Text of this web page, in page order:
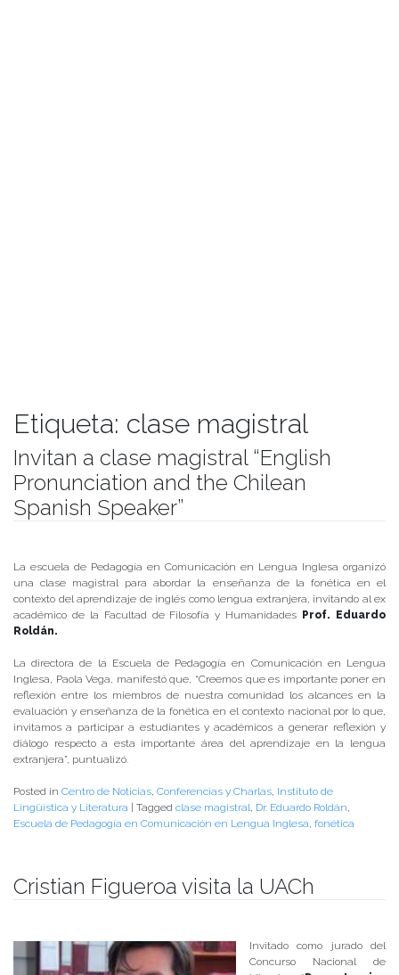
Etiqueta: clase magistral
Invitan a clase magistral “English
Pronunciation and the Chilean
Spanish Speaker”
La escuela de Pedagogía en Comunicación en Lengua Inglesa organizó
una clase magistral para abordar la enseñanza de la fonética en el
contexto del aprendizaje de inglés como lengua extranjera, invitando al ex
académico de la Facultad de Filosofía y Humanidades
Prof. Eduardo
Roldán.
La directora de la Escuela de Pedagogía en Comunicación en Lengua
Inglesa, Paola Vega, manifestó que, “Creemos que es importante poner en
reflexión entre los miembros de nuestra comunidad los alcances en la
evaluación y enseñanza de la fonética en el contexto nacional por lo que,
invitamos a participar a estudiantes y académicos a generar reflexión y
diálogo respecto a esta importante área del aprendizaje en la lengua
extranjera”, puntualizó.
Posted in Centro de Noticias, Conferencias y Charlas, Instituto de
Lingüística y Literatura
Tagged clase magistral, Dr. Eduardo Roldán,
Escuela de Pedagogía en Comunicación en Lengua Inglesa, fonética
Cristian Figueroa visita la UACh
Invitado como jurado del
Concurso Nacional de